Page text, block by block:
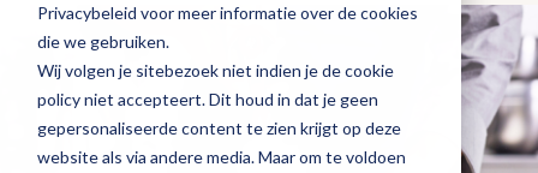
Privacybeleid voor meer informatie over de cookies
die we gebruiken.
Wij volgen je sitebezoek niet indien je de cookie
policy niet accepteert. Dit houd in dat je geen
gepersonaliseerde content te zien krijgt op deze
website als via andere media. Maar om te voldoen